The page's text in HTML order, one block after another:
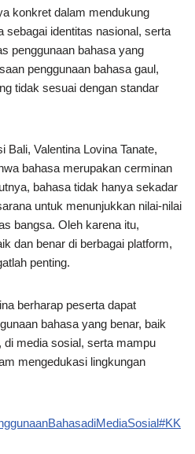
konkret dalam mendukung
sebagai identitas nasional, serta
penggunaan bahasa yang
penggunaan bahasa gaul,
tidak sesuai dengan standar
Bali, Valentina Lovina Tanate,
bahasa merupakan cerminan
bahasa tidak hanya sekadar
untuk menunjukkan nilai-nilai
bangsa. Oleh karena itu,
dan benar di berbagai platform,
penting.
berharap peserta dapat
bahasa yang benar, baik
media sosial, serta mampu
mengedukasi lingkungan
#KK